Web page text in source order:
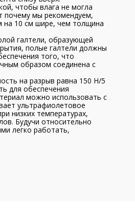
чтобы влага не могла
почему мы рекомендуем,
на 10 см шире, чем толщина
галтели, образующей
полые галтели должны
того, что
образом соединена с
на разрыв равна 150 Н/5
для обеспечения
можно использовать с
ультрафиолетовое
низких температурах,
Будучи относительно
легко работать,